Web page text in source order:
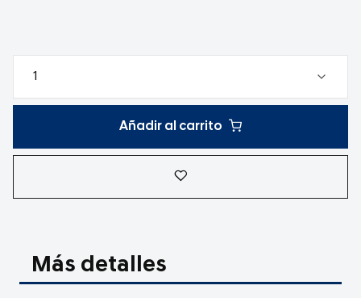
Añadir al carrito
Más detalles